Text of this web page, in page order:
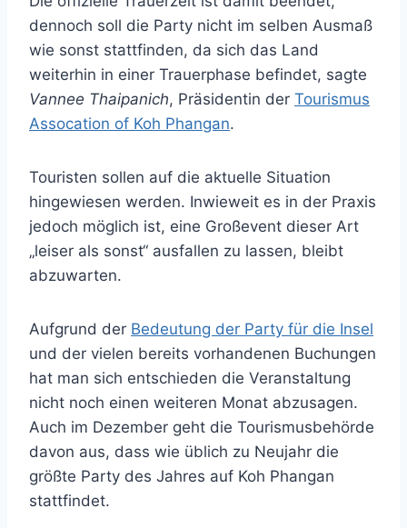
dennoch soll die Party nicht im selben Ausmaß
wie sonst stattfinden, da sich das Land
weiterhin in einer Trauerphase befindet, sagte
Vannee Thaipanich, Präsidentin der Tourismus
Assocation of Koh Phangan.
Touristen sollen auf die aktuelle Situation
hingewiesen werden. Inwieweit es in der Praxis
jedoch möglich ist, eine Großevent dieser Art
„leiser als sonst“ ausfallen zu lassen, bleibt
abzuwarten.
Aufgrund der Bedeutung der Party für die Insel
und der vielen bereits vorhandenen Buchungen
hat man sich entschieden die Veranstaltung
nicht noch einen weiteren Monat abzusagen.
Auch im Dezember geht die Tourismusbehörde
davon aus, dass wie üblich zu Neujahr die
größte Party des Jahres auf Koh Phangan
stattfindet.